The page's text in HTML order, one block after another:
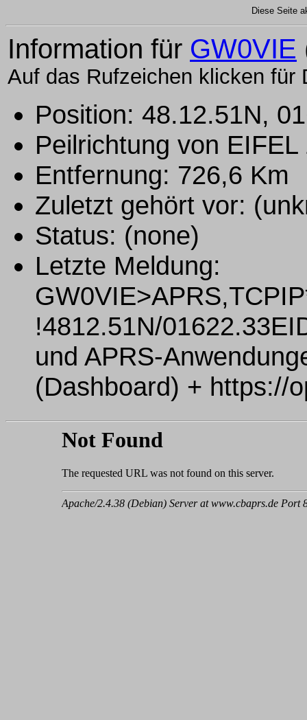
Diese Seite
Information für GW0VIE
Auf das Rufzeichen klicken für
Position: 48.12.51N,
Peilrichtung von
Entfernung: 726,6 Km
Zuletzt gehört vor:
Status: (none)
Letzte Meldung:
!4812.51N/
und APRS-
(Dashboard) + https://